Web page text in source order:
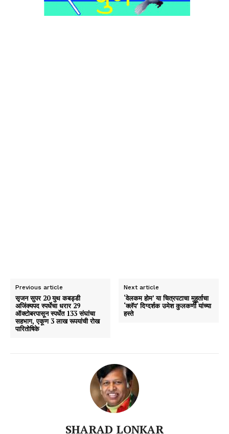
Previous article
सृजन सुपर 20 युथ कबड्डी
अजिंक्यपद स्पर्धेचा धरार 29
ऑक्टोबरपासून स्पर्धेत 133 संघांचा
सहभाग, एकूण 3 लाख रूपयांची रोख
पारितोषिके
Next article
‘वेलकम होम’ या चित्रपटाचा मुहूर्ताचा
‘क्लॅप’ दिग्दर्शक उमेश कुलकर्णी यांच्या
हस्ते
SHARAD LONKAR